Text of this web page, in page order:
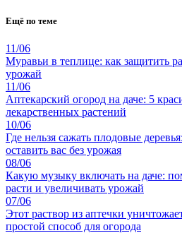
Ещё по теме
11/06
Муравьи в теплице: как защитить
урожай
11/06
Аптекарский огород на даче: 5
лекарственных растений
10/06
Где нельзя сажать плодовые
оставить вас без урожая
08/06
Какую музыку включать на даче:
расти и увеличивать урожай
07/06
Этот раствор из аптечки
простой способ для огорода